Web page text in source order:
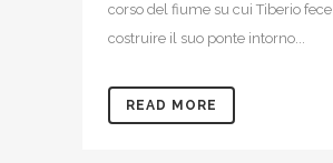
corso del fiume su cui Tiberio fece
costruire il suo ponte intorno...
READ MORE